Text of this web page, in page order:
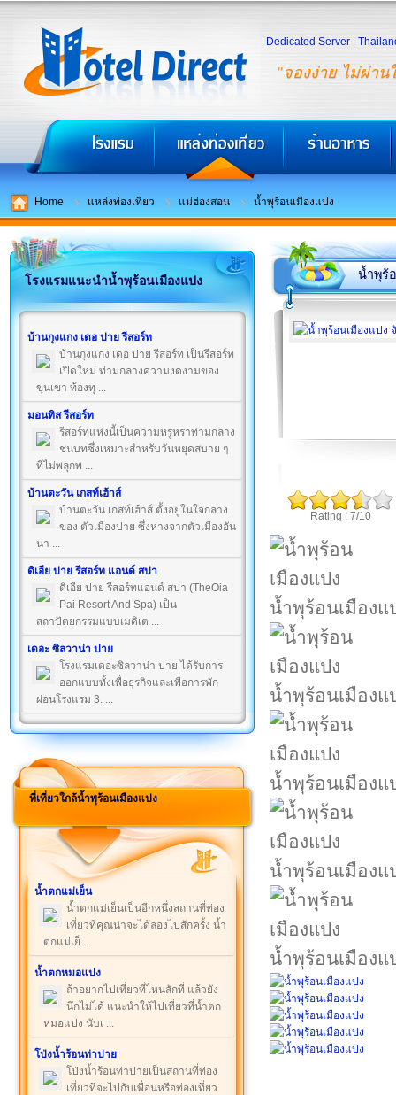
"จองง่าย ไม่ผ่าน
Dedicated Server
Home แหล่งท่องเที่ยว แม่ฮ่องสอน น้ำพุร้อนเมืองแปง
โรงแรมแนะนำน้ำพุร้อนเมืองแปง
บ้านกุงแกง เดอ ปาย รีสอร์ท
บ้านกุงแกง เดอ ปาย รีสอร์ท เป็นรีสอร์ท
เปิดใหม่ ท่ามกลางความงดงามของ
ขุนเขา ท้องทุ ...
มอนทิส รีสอร์ท
รีสอร์ทแห่งนี้เป็นความหรูหราท่ามกลาง
ชนบทซึ่งเหมาะสำหรับวันหยุดสบาย ๆ
ที่ไม่พลุกพ ...
บ้านตะวัน เกสท์เฮ้าส์
บ้านตะวัน เกสท์เฮ้าส์ ตั้งอยู่ในใจกลาง
ของ ตัวเมืองปาย ซึ่งห่างจากตัวเมืองอัน
น่า ...
ดิเอีย ปาย รีสอร์ท แอนด์ สปา
ดิเอีย ปาย รีสอร์ทแอนด์ สปา (TheOia
Pai Resort And Spa) เป็น
สถาปัตยกรรมแบบเมดิเต ...
เดอะ ซิลวาน่า ปาย
โรงแรมเดอะซิลวาน่า ปาย ได้รับการ
ออกแบบทั้งเพื่อธุรกิจและเพื่อการพัก
ผ่อนโรงแรม 3. ...
ที่เที่ยวใกล้น้ำพุร้อนเมืองแปง
น้ำตกแม่เย็น
น้ำตกแม่เย็นเป็นอีกหนึ่งสถานที่ท่อง
เที่ยวที่คุณน่าจะได้ลองไปสักครั้ง น้ำ
ตกแม่เย็ ...
น้ำตกหมอแปง
ถ้าอยากไปเที่ยวที่ไหนสักที่ แล้วยัง
นึกไม่ได้ แนะนำให้ไปเที่ยวที่น้ำตก
หมอแปง นับเ ...
โป่งน้ำร้อนท่าปาย
โป่งน้ำร้อนท่าปายเป็นสถานที่ท่อง
เที่ยวที่จะไปกับเพื่อนหรือท่องเที่ยว
น้ำพุร้
Rating : 7/10
น้ำพุร้อนเมืองแ
น้ำพุร้อนเมืองแ
น้ำพุร้อนเมืองแ
น้ำพุร้อนเมืองแ
น้ำพุร้อนเมืองแ